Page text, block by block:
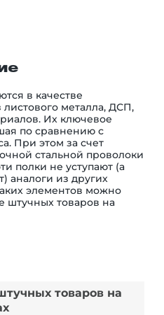
в качестве
металла, ДСП,
Их ключевое
по сравнению с
При этом за счет
стальной проволоки
полки не уступают (а
аналоги из других
элементов можно
штучных товаров на
товаров на